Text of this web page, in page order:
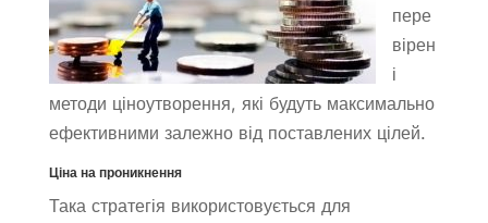
пере
вірен
і
методи ціноутворення, які будуть максимально
ефективними залежно від поставлених цілей.
Ціна на проникнення
Така стратегія використовується для